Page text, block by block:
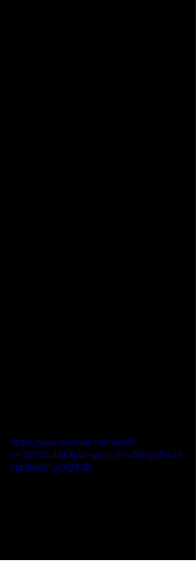
https://www.youtube.com/watch?
v=i3Q7O1UkBKI&pp=ygUUcGFodWEgY2FwdG
FpbiBwbGFuZXQ%3D